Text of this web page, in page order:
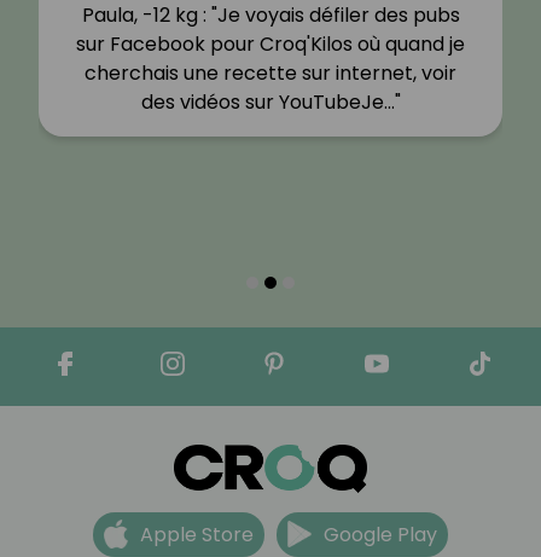
Paula, -12 kg : "Je voyais défiler des pubs
sur Facebook pour Croq'Kilos où quand je
cherchais une recette sur internet, voir
des vidéos sur YouTubeJe…"
Apple Store Google Play